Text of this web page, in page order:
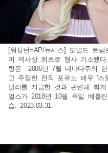
[워싱턴=AP/뉴시스] 도널드 트
미 역사상 최초로 형사 기소됐
령은 2006년 7월 네바다주의
고 주장한 전직 포르노 배우 '스
달러를 지급한 것과 관련해 회
얼스가 2018년 10월 독일 베를
습. 2023.03.31.